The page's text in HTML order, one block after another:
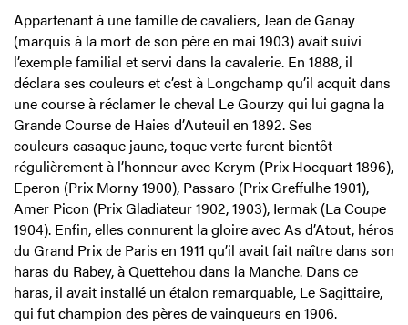
Appartenant à une famille de cavaliers, Jean de Ganay
(marquis à la mort de son père en mai 1903) avait suivi
l’exemple familial et servi dans la cavalerie. En 1888, il
déclara ses couleurs et c’est à Longchamp qu’il acquit dans
une course à réclamer le cheval Le Gourzy qui lui gagna la
Grande Course de Haies d’Auteuil en 1892. Ses
couleurs casaque jaune, toque verte furent bientôt
régulièrement à l’honneur avec Kerym (Prix Hocquart 1896),
Eperon (Prix Morny 1900), Passaro (Prix Greffulhe 1901),
Amer Picon (Prix Gladiateur 1902, 1903), Iermak (La Coupe
1904). Enfin, elles connurent la gloire avec As d’Atout, héros
du Grand Prix de Paris en 1911 qu’il avait fait naître dans son
haras du Rabey, à Quettehou dans la Manche. Dans ce
haras, il avait installé un étalon remarquable, Le Sagittaire,
qui fut champion des pères de vainqueurs en 1906.